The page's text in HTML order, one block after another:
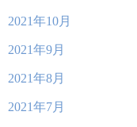
2021年10月
2021年9月
2021年8月
2021年7月